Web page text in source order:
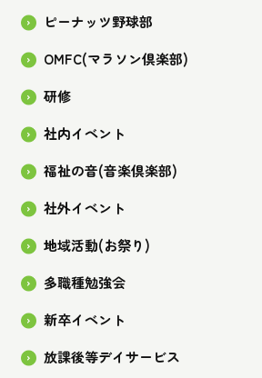
ピーナッツ野球部
OMFC(マラソン倶楽部)
研修
社内イベント
福祉の音(音楽倶楽部)
社外イベント
地域活動(お祭り)
多職種勉強会
新卒イベント
放課後等デイサービス